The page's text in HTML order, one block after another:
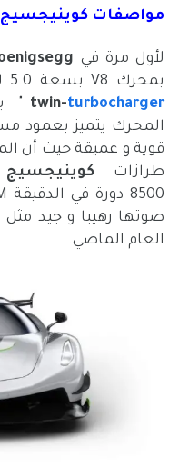
مواصفات كوينيجسيج
لأول مرة في
بمحرك V8 بسعة 5.0 لتر مع
twin-turbocharger
قوية و عميقة حيث أن
طرازاتكوينيجسيج
صوتها رهيبا و جيد
العام الماضي.